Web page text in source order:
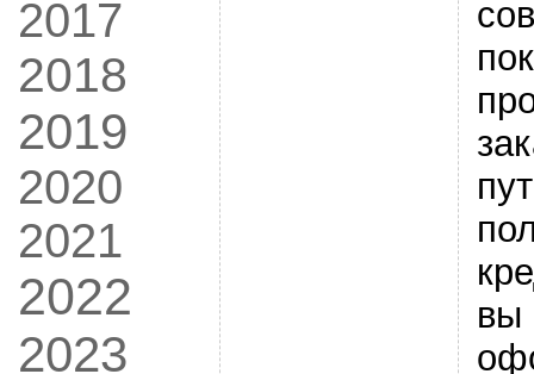
2017
2018
2019
2020
2021
2022
2023
вы